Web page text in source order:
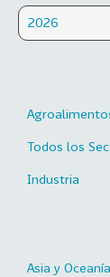
2026
Todos los
Industria
Asia y Oceanía